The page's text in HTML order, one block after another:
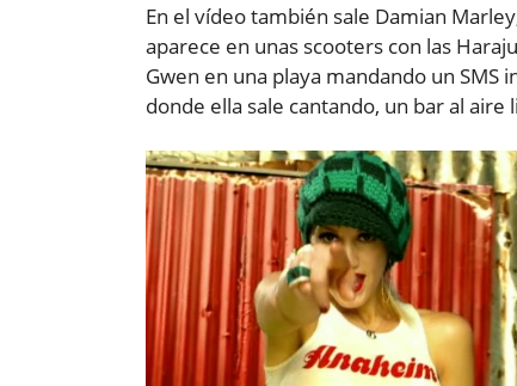
En el vídeo también sale Damian
aparece en unas scooters con las
Gwen en una playa mandando un
donde ella sale cantando, un bar al aire